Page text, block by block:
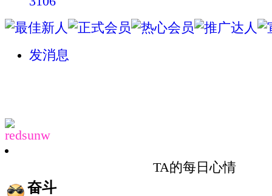
发消息
redsunw
TA的每日心情
奋斗